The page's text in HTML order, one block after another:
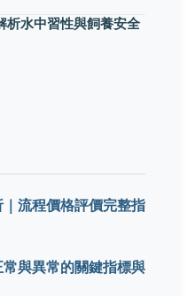
析水中習性與飼養安全
流程價格評價完整指
與異常的關鍵指標與